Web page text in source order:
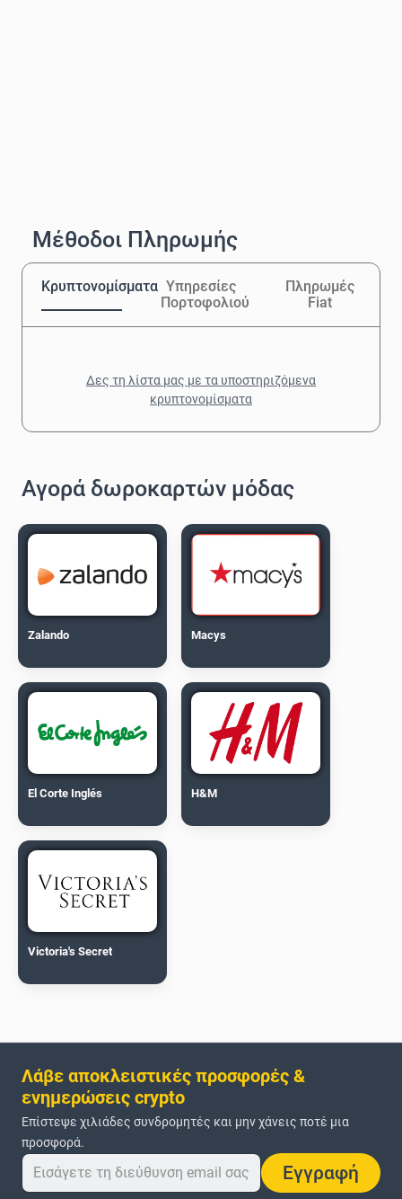
Μέθοδοι Πληρωμής
Κρυπτονομίσματα Υπηρεσίες
Πορτοφολιού
Πληρωμές
Fiat
Δες τη λίστα μας με τα υποστηριζόμενα
κρυπτονομίσματα
Αγορά δωροκαρτών μόδας
Zalando Macys
El Corte Inglés H&M
Victoria's Secret
Λάβε αποκλειστικές προσφορές &
ενημερώσεις crypto
Επίστεψε χιλιάδες συνδρομητές και μην χάνεις ποτέ μια
προσφορά.
Εγγραφή